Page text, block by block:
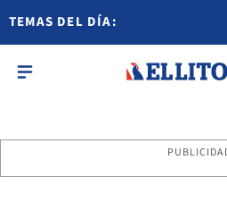
TEMAS DEL DÍA: